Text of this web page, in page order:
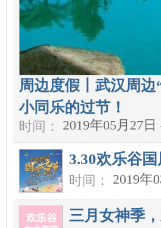
周边度假丨武汉周
小同乐的过节！
时间：
2019年05月27
3.30欢乐谷
时间： 2019年
三月女神季